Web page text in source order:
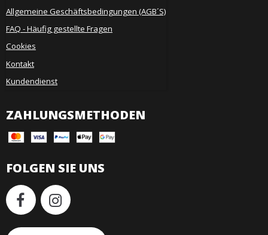
Allgemeine Geschäftsbedingungen (AGB´S)
FAQ - Häufig gestellte Fragen
Cookies
Kontakt
Kundendienst
ZAHLUNGSMETHODEN
FOLGEN SIE UNS